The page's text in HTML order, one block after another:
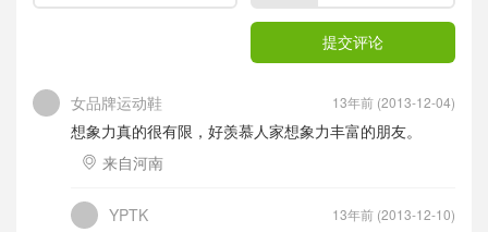
女品牌运动鞋
想象力真的很有限，好羡慕人家想象力丰富的朋友。
来自河南
13年前 (2013-12-04)
YPTK 13年前 (2013-12-10)